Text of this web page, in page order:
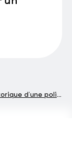
politique de la culture